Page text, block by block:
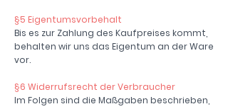
§5 Eigentumsvorbehalt
Bis es zur Zahlung des Kaufpreises kommt,
behalten wir uns das Eigentum an der Ware
vor.
§6 Widerrufsrecht der Verbraucher
Im Folgen sind die Maßgaben beschrieben,